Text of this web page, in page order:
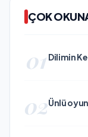
ÇOK
01 Dilimin
02Ünlü